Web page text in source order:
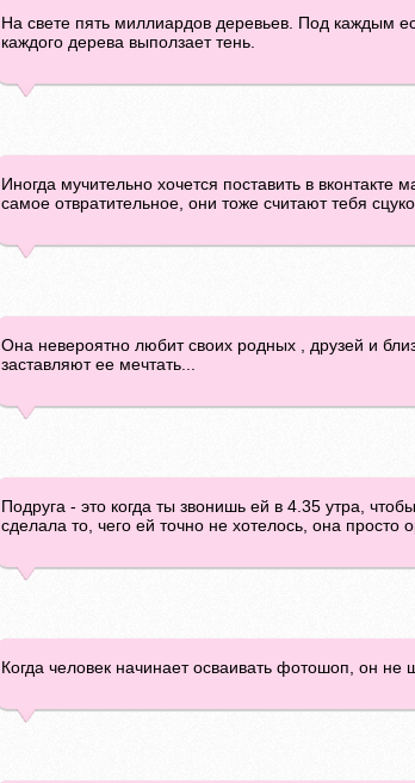
На свете пять миллиардов деревьев. Под каждым
каждого дерева выползает тень.
Иногда мучительно хочется поставить в
самое отвратительное, они тоже считают тебя
Она невероятно любит своих родных , друзей и
заставляют ее мечтать...
Подруга - это когда ты звонишь ей в 4.35 утра,
сделала то, чего ей точно не хотелось, она
Когда человек начинает осваивать фотошоп, он